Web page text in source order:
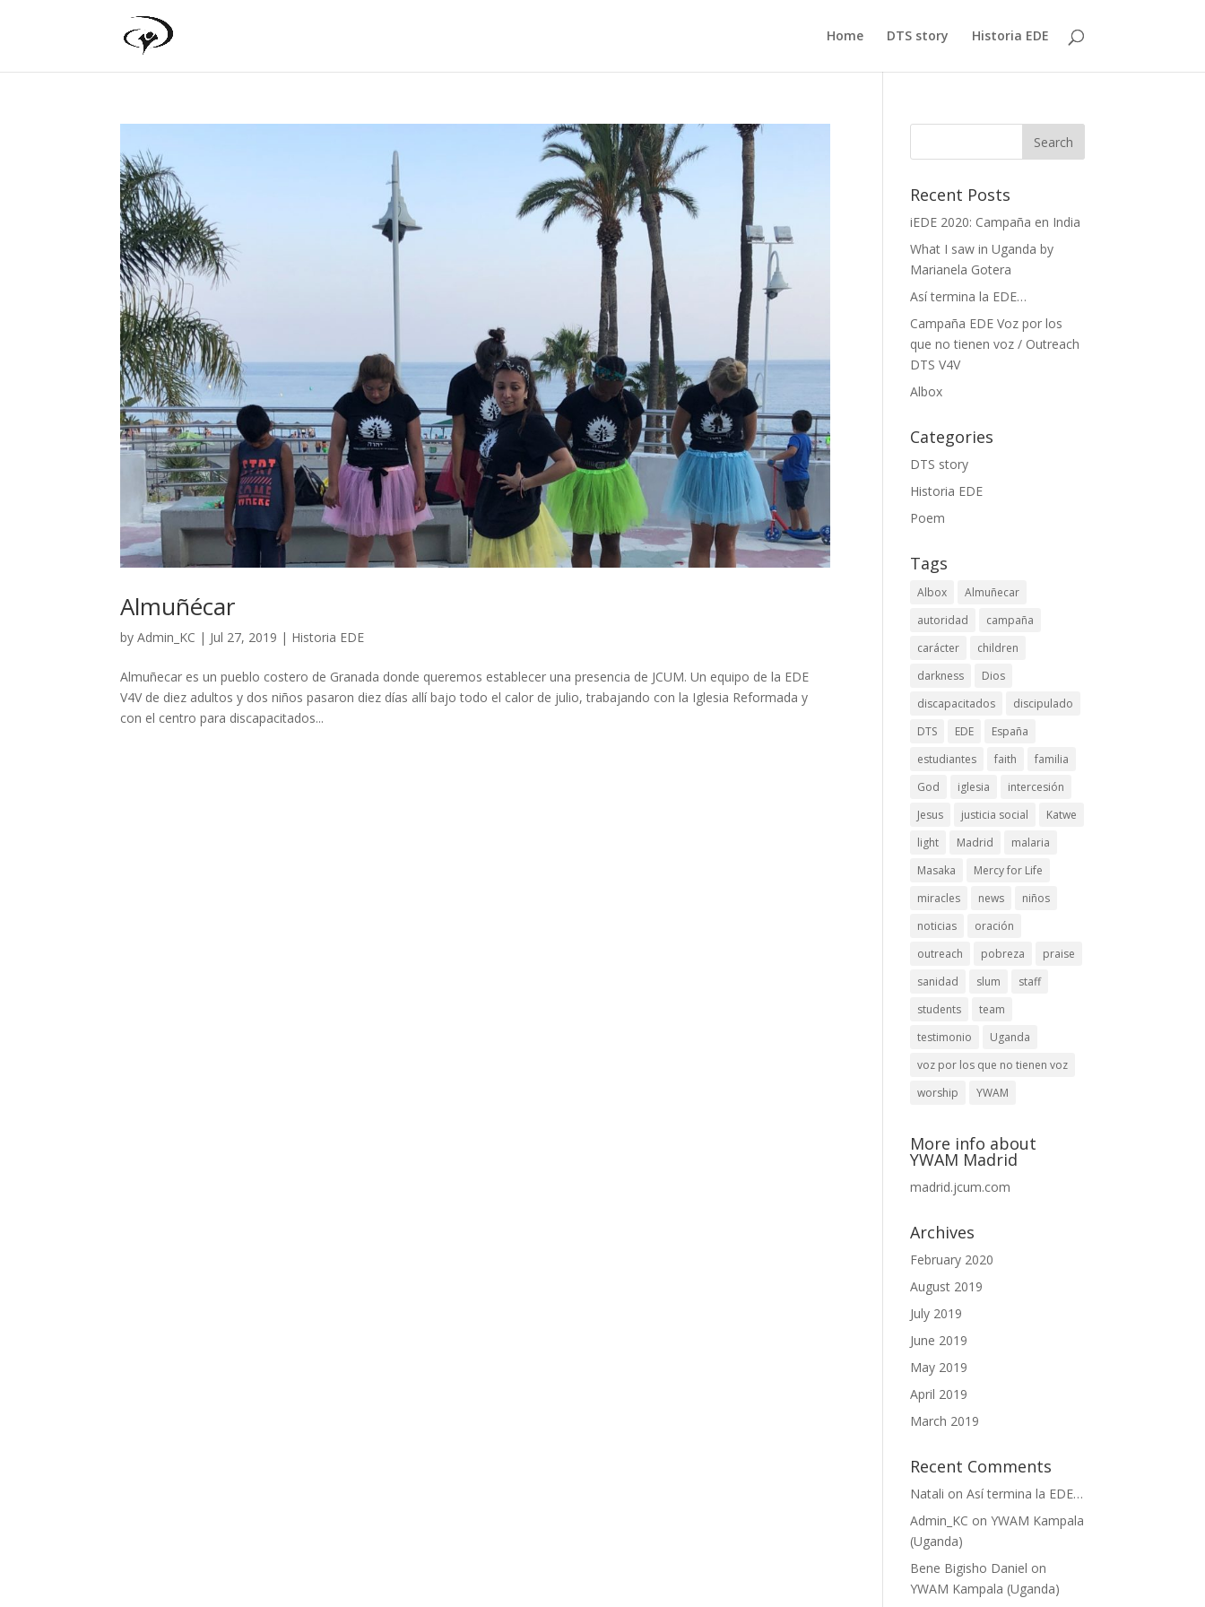
Home DTS story Historia EDE
Almuñécar
byAdmin_KC | Jul 27, 2019 | Historia EDE
Almuñecar es un pueblo costero de Granada donde queremos establecer una presencia de JCUM. Un equipo de la EDE
V4V de diez adultos y dos niños pasaron diez días allí bajo todo el calor de julio, trabajando con la Iglesia Reformada y
con el centro para discapacitados...
Recent Posts
iEDE 2020: Campaña en India
What I saw in Uganda by
Marianela Gotera
Así termina la EDE…
Campaña EDE Voz por los
que no tienen voz / Outreach
DTS V4V
Albox
Categories
DTS story
Historia EDE
Poem
Tags
Albox
Almuñecar
autoridad
campaña
carácter
children
darkness
Dios
discapacitados
discipulado
DTS
EDE
España
estudiantes
faith
familia
God
iglesia
intercesión
Jesus
justicia social
Katwe
light
Madrid
malaria
Masaka
Mercy for Life
miracles
news
niños
noticias
oración
outreach
pobreza
praise
sanidad
slum
staff
students
team
testimonio
Uganda
voz por los que no tienen voz
worship
YWAM
More info about
YWAM Madrid
madrid.jcum.com
Archives
February 2020
August 2019
July 2019
June 2019
May 2019
April 2019
March 2019
Recent Comments
Natali onAsí termina la EDE…
Admin_KC onYWAM Kampala
(Uganda)
Bene Bigisho Daniel on
YWAM Kampala (Uganda)